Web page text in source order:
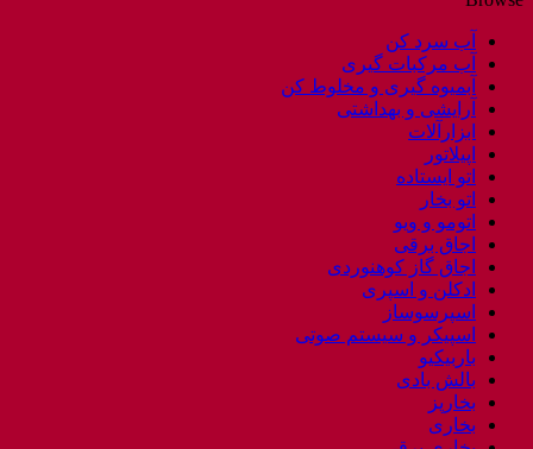
آب سرد کن
آب مرکبات گیری
آبمیوه گیری و مخلوط کن
آرایشی و بهداشتی
ابزارآلات
اپیلاتور
اتو ایستاده
اتو بخار
اتومو و ویو
اجاق برقی
اجاق گاز کوهنوردی
ادکلن و اسپری
اسپرسوساز
اسپیکر و سیستم صوتی
باربیکیو
بالش بادی
بخارپز
بخاری